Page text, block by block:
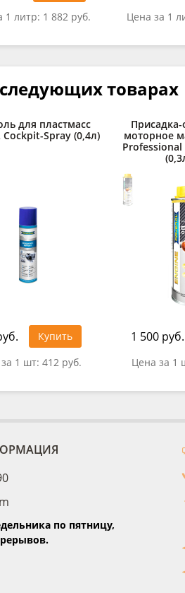
1 литр: 1 882 руб.
Цена за 1
товарах
для пластмасс
Cockpit-Spray (0,4л)
Купить
1 шт: 412 руб.
Присадка-
моторное
Professional
1 500 руб.
Цена за 1
по пятницу,